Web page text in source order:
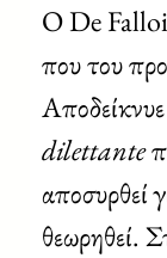
Ο De Fallois
που του
dilettante
αποσυρθεί
θεωρηθεί.